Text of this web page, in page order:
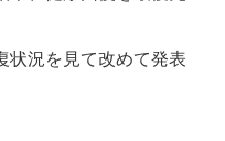
状況を見て改めて発表